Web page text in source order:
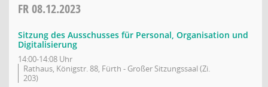
FR08.12.2023
Sitzung des Ausschusses für Personal, Organisation und
Digitalisierung
14:00-14:08 Uhr
Rathaus, Königstr. 88, Fürth - Großer Sitzungssaal (Zi.
203)